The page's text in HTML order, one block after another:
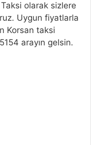
olarak sizlere
Uygun fiyatlarla
Korsan taksi
arayın gelsin.